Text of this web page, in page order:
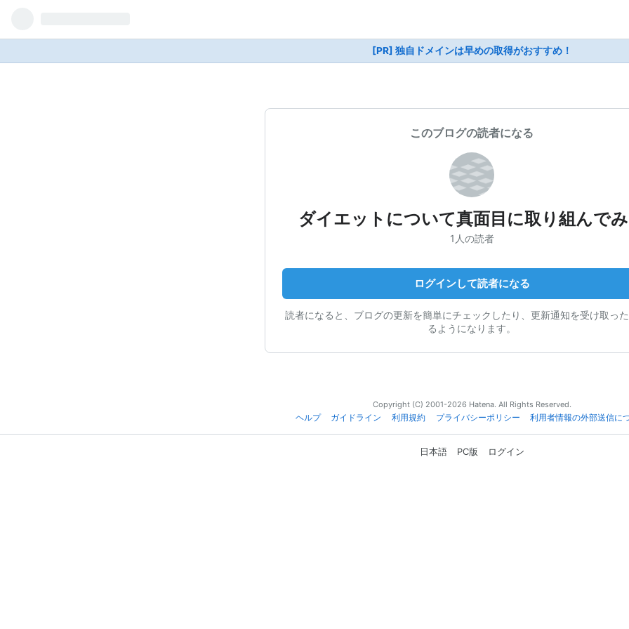
[PR] 独自ドメインは早めの取得がおすすめ！
このブログの読者になる
ダイエットについて真面目に取り組んで
1人の読者
ログインして読者になる
読者になると、ブログの更新を簡単にチェックしたり、更新通知を受け取っ
るようになります。
Copyright (C) 2001-2026 Hatena. All Rights Reserved.
ヘルプ
ガイドライン 利用規約 プライバシーポリシー 利用者情報の外部送信に
日本語 PC版 ログイン